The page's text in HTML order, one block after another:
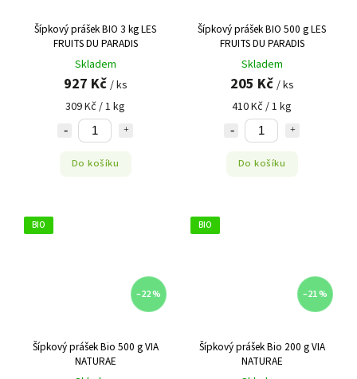
Šípkový prášek BIO 3 kg LES
FRUITS DU PARADIS
Skladem
927 Kč / ks
309 Kč / 1 kg
Do košíku
Šípkový prášek BIO 500 g LES
FRUITS DU PARADIS
Skladem
205 Kč / ks
410 Kč / 1 kg
Do košíku
BIO
–22 %
Šípkový prášek Bio 500 g VIA
NATURAE
BIO
–21 %
Šípkový prášek Bio 200 g VIA
NATURAE